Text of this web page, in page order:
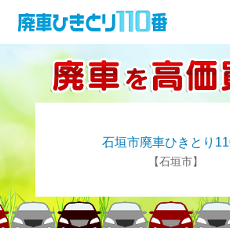
石垣市廃車ひきとり
【石垣市】
廃車･事故車の買取
お役立ち情報